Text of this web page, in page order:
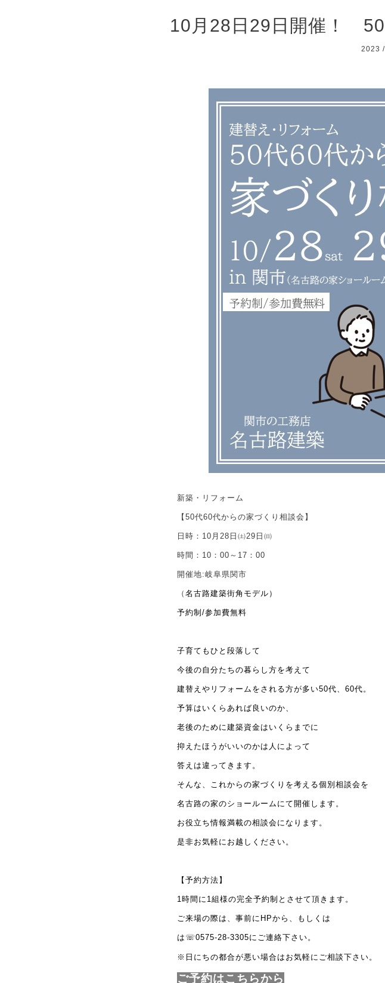
10月28日29日開催！
2023 /
新築・リフォーム
【 50代60代からの家づくり相談会】
日時： 10 月 28 日㈯29 日㈰
時間： 10 ： 00 ～ 17 ： 00
開催地:岐阜県関市
（ 名古路建築街角モデル）
予約制 /参加費無料
子育てもひと段落して
今後の自分たちの暮らし方を考えて
建替えやリフォームをされる方が多い50代、 60代。
予算はいくらあれば良いのか、
老後のために建築資金はいくらまでに
抑えたほうがいいのかは人によって
答えは違ってきます。
そんな、これからの家づくりを考える個別相談会を
名古路の家のショールームにて開催します。
お役立ち情報満載の相談会になります。
是非お気軽にお越しください。
【予約方法】
1 時間に 1 組様の完全予約制とさせて頂きます。
ご来場の際は、事前に HPから、もしくは
は ☏0575-28-3305にご連絡下さい。
※日にちの都合が悪い場合はお気軽にご相談下さい。
ご予約はこちらから